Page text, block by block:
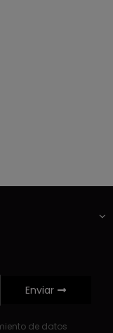
Enviar
de datos